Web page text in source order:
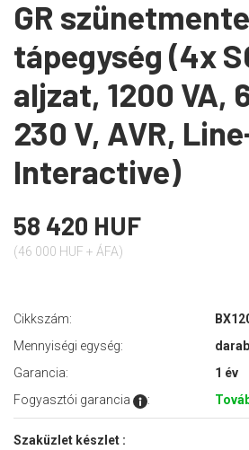
GR
tápegység (4x
aljzat, 1200 VA,
230 V, AVR,
Interactive)
58 420 HUF
(46 000 HUF + ÁFA)
Cikkszám:
Mennyiségi egység:
darab
Garancia:
1 év
Fogyasztói garancia
:
Szaküzlet készlet :